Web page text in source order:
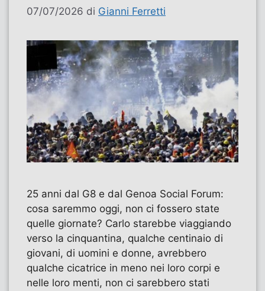
07/07/2026 di Gianni Ferretti
25 anni dal G8 e dal Genoa Social Forum:
cosa saremmo oggi, non ci fossero state
quelle giornate? Carlo starebbe viaggiando
verso la cinquantina, qualche centinaio di
giovani, di uomini e donne, avrebbero
qualche cicatrice in meno nei loro corpi e
nelle loro menti, non ci sarebbero stati